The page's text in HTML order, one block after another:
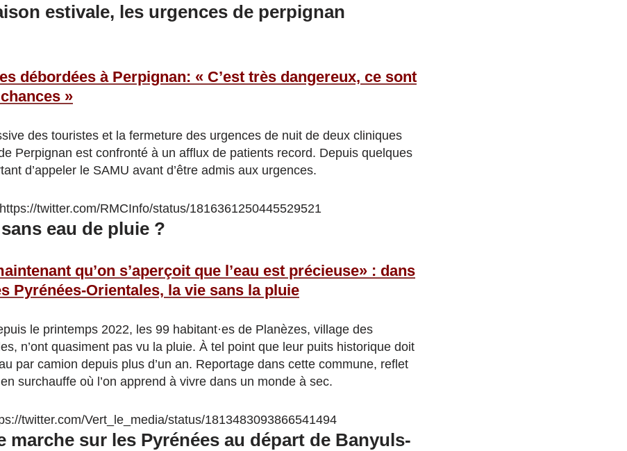
estivale, les urgences de perpignan
débordées à Perpignan: « C’est très dangereux, ce sont
»
des touristes et la fermeture des urgences de nuit de deux cliniques
Perpignan est confronté à un afflux de patients record. Depuis quelques
d’appeler le SAMU avant d’être admis aux urgences.
https://twitter.com/RMCInfo/status/1816361250445529521
eau de pluie ?
qu’on s’aperçoit que l’eau est précieuse» : dans
Pyrénées-Orientales, la vie sans la pluie
le printemps 2022, les 99 habitant·es de Planèzes, village des
n’ont quasiment pas vu la pluie. À tel point que leur puits historique doit
par camion depuis plus d’un an. Reportage dans cette commune, reflet
surchauffe où l’on apprend à vivre dans un monde à sec.
twitter.com/Vert_le_media/status/1813483093866541494
marche sur les Pyrénées au départ de Banyuls-